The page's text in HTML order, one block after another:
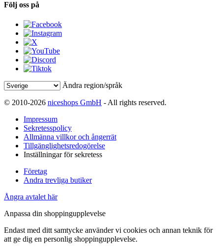
Följ oss på
Ändra region/språk
© 2010-2026 niceshops GmbH - All rights reserved.
Impressum
Sekretesspolicy
Allmänna villkor och ångerrät
Tillgänglighetsredogörelse
Inställningar för sekretess
Företag
Andra trevliga butiker
Ångra avtalet här
Anpassa din shoppingupplevelse
Endast med ditt samtycke använder vi cookies och annan teknik för
att ge dig en personlig shoppingupplevelse.